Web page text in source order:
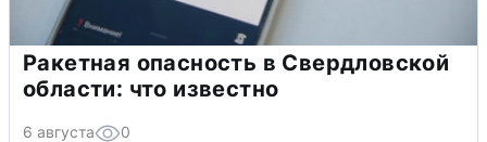
Ракетная опасность в Свердловской
области: что известно
6 августа 0